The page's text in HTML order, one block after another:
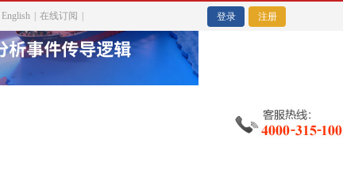
English 在线订阅 登录 注册